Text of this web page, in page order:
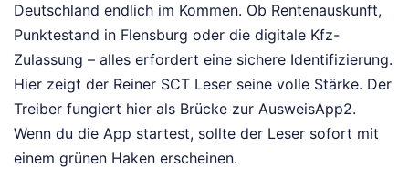
Deutschland endlich im Kommen. Ob Rentenauskunft,
Punktestand in Flensburg oder die digitale Kfz-
Zulassung – alles erfordert eine sichere Identifizierung.
Hier zeigt der Reiner SCT Leser seine volle Stärke. Der
Treiber fungiert hier als Brücke zur AusweisApp2.
Wenn du die App startest, sollte der Leser sofort mit
einem grünen Haken erscheinen.